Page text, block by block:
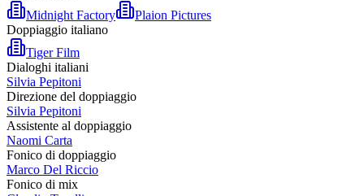
Midnight Factory
Plaion Pictures
Doppiaggio italiano
Tiger Film
Dialoghi italiani
Silvia Pepitoni
Direzione del doppiaggio
Silvia Pepitoni
Assistente al doppiaggio
Naomi Carta
Fonico di doppiaggio
Marco Del Riccio
Fonico di mix